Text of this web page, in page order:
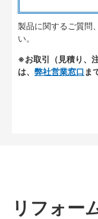
製品に関するご質問
い。
※お取引（見積り、
は、 弊社営業窓口 ま
リフォー